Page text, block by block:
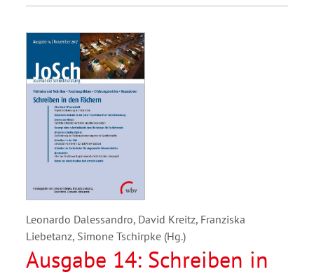
Leonardo Dalessandro, David Kreitz, Franziska
Liebetanz, Simone Tschirpke (Hg.)
Ausgabe 14: Schreiben in